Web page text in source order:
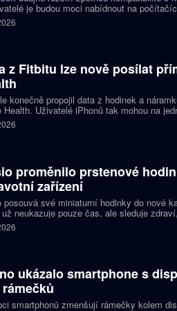
je budou moci nabídnout na
Helix i přenosných zařízeních. První tituly
let 2027 a 2028.
z Fitbitu lze nově posílat
konečně propojil data z hodinek a
Health. Uživatelé iPhonů tak mohou na
cvičení, spánek i zdravotní údaje. Novinka
bylo dosud nutné využívat
proměnilo prstenové
zařízení
posouvá své miniaturní hodinky do nové
už neukazuje pouze čas, ale sleduje
na dění v telefonu. Celokovový
šperk a chytré zařízení, které může
ukázalo smartphone s
rámečků
smartphonů zmenšují rámečky kolem